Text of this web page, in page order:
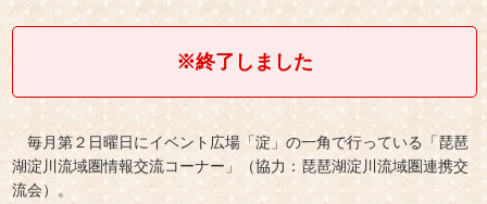
※終了しました
毎月第２日曜日にイベント広場「淀」の一角で行っている「琵琶
湖淀川流域圏情報交流コーナー」（協力：琵琶湖淀川流域圏連携交
流会）。